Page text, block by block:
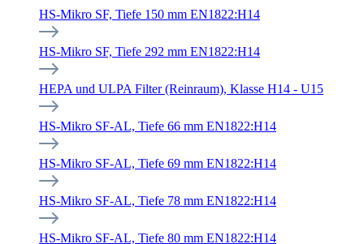
HS-Mikro SF, Tiefe 150 mm EN1822:H14
HS-Mikro SF, Tiefe 292 mm EN1822:H14
HEPA und ULPA Filter (Reinraum), Klasse H14 - U15
HS-Mikro SF-AL, Tiefe 66 mm EN1822:H14
HS-Mikro SF-AL, Tiefe 69 mm EN1822:H14
HS-Mikro SF-AL, Tiefe 78 mm EN1822:H14
HS-Mikro SF-AL, Tiefe 80 mm EN1822:H14